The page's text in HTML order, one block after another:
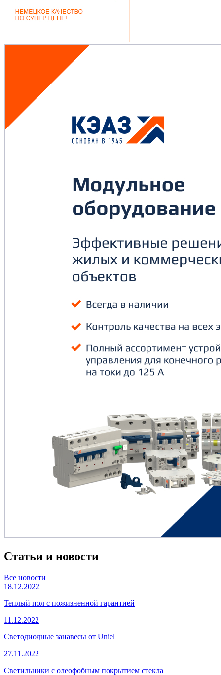
Статьи и новости
Все новости
18.12.2022
Теплый пол с пожизненной гарантией
11.12.2022
Светодиодные занавесы от Uniel
27.11.2022
Светильники с олеофобным покрытием стекла